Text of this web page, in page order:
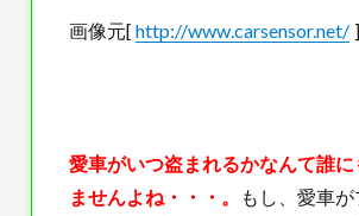
画像元[ http://www.carsensor.net/ ]
愛車がいつ盗まれるかなんて誰に
ませんよね・・・。
もし、愛車